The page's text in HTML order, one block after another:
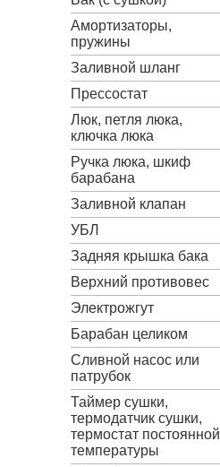
Амортизаторы,
пружины
Заливной шланг
Прессостат
Люк, петля люка,
ключка люка
Ручка люка, шкиф
барабана
Заливной клапан
УБЛ
Задняя крышка бака
Верхний противовес
Электрожгут
Барабан целиком
Сливной насос или
патрубок
Таймер сушки,
термодатчик сушки,
термостат постоянной
температуры